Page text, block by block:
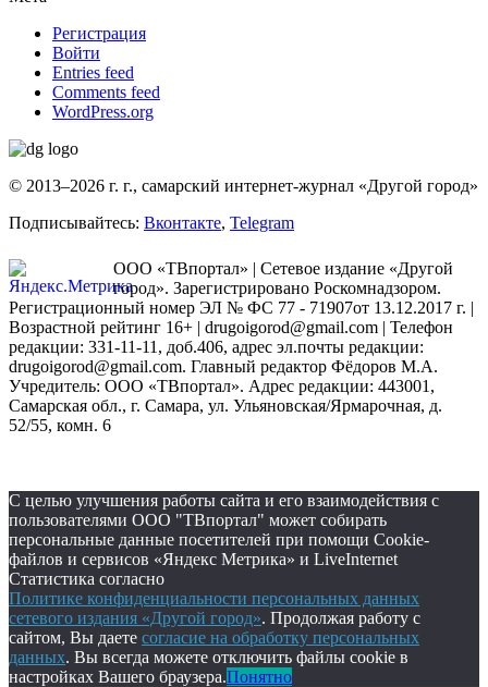
Регистрация
Войти
Entries feed
Comments feed
WordPress.org
© 2013–2026 г. г., самарский интернет-журнал «Другой город»
Подписывайтесь: Вконтакте, Telegram
ООО «ТВпортал» | Сетевое издание «Другой
город». Зарегистрировано Роскомнадзором.
Регистрационный номер ЭЛ № ФС 77 - 71907от 13.12.2017 г. |
Возрастной рейтинг 16+ | drugoigorod@gmail.com | Телефон
редакции: 331-11-11, доб.406, адрес эл.почты редакции:
drugoigorod@gmail.com. Главный редактор Фёдоров М.А.
Учредитель: ООО «ТВпортал». Адрес редакции: 443001,
Самарская обл., г. Самара, ул. Ульяновская/Ярмарочная, д.
52/55, комн. 6
С целью улучшения работы сайта и его взаимодействия с
пользователями ООО "ТВпортал" может собирать
персональные данные посетителей при помощи Cookie-
файлов и сервисов «Яндекс Метрика» и LiveInternet
Статистика согласно
Политике конфиденциальности персональных данных
сетевого издания «Другой город». Продолжая работу с
сайтом, Вы даете согласие на обработку персональных
данных. Вы всегда можете отключить файлы cookie в
настройках Вашего браузера.Понятно